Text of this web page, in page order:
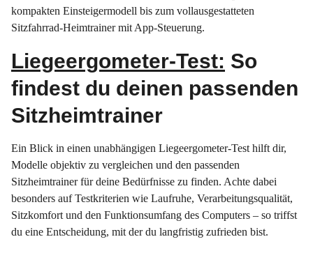
kompakten Einsteigermodell bis zum vollausgestatteten
Sitzfahrrad-Heimtrainer mit App-Steuerung.
Liegeergometer-Test: So
findest du deinen passenden
Sitzheimtrainer
Ein Blick in einen unabhängigen Liegeergometer-Test hilft dir,
Modelle objektiv zu vergleichen und den passenden
Sitzheimtrainer für deine Bedürfnisse zu finden. Achte dabei
besonders auf Testkriterien wie Laufruhe, Verarbeitungsqualität,
Sitzkomfort und den Funktionsumfang des Computers – so triffst
du eine Entscheidung, mit der du langfristig zufrieden bist.